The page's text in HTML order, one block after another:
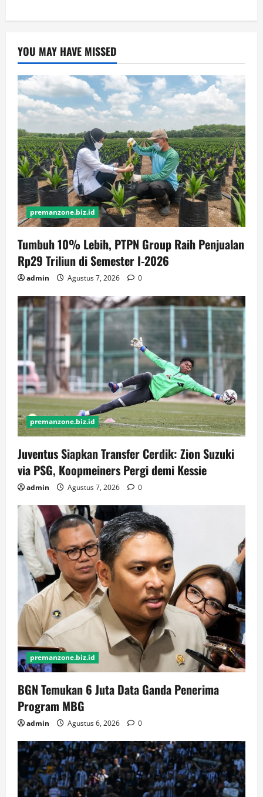
YOU MAY HAVE MISSED
premanzone.biz.id
Tumbuh 10% Lebih, PTPN Group Raih Penjualan
Rp29 Triliun di Semester I-2026
admin Agustus 7, 2026 0
premanzone.biz.id
Juventus Siapkan Transfer Cerdik: Zion Suzuki
via PSG, Koopmeiners Pergi demi Kessie
admin Agustus 7, 2026 0
premanzone.biz.id
BGN Temukan 6 Juta Data Ganda Penerima
Program MBG
admin Agustus 6, 2026 0